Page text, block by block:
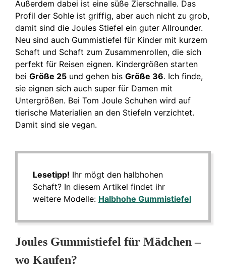
Außerdem dabei ist eine süße Zierschnalle. Das
Profil der Sohle ist griffig, aber auch nicht zu grob,
damit sind die Joules Stiefel ein guter Allrounder.
Neu sind auch Gummistiefel für Kinder mit kurzem
Schaft und Schaft zum Zusammenrollen, die sich
perfekt für Reisen eignen. Kindergrößen starten
bei Größe 25und gehen bis Größe 36. Ich finde,
sie eignen sich auch super für Damen mit
Untergrößen. Bei Tom Joule Schuhen wird auf
tierische Materialien an den Stiefeln verzichtet.
Damit sind sie vegan.
Lesetipp! Ihr mögt den halbhohen
Schaft? In diesem Artikel findet ihr
weitere Modelle: Halbhohe Gummistiefel
Joules Gummistiefel für Mädchen –
wo Kaufen?